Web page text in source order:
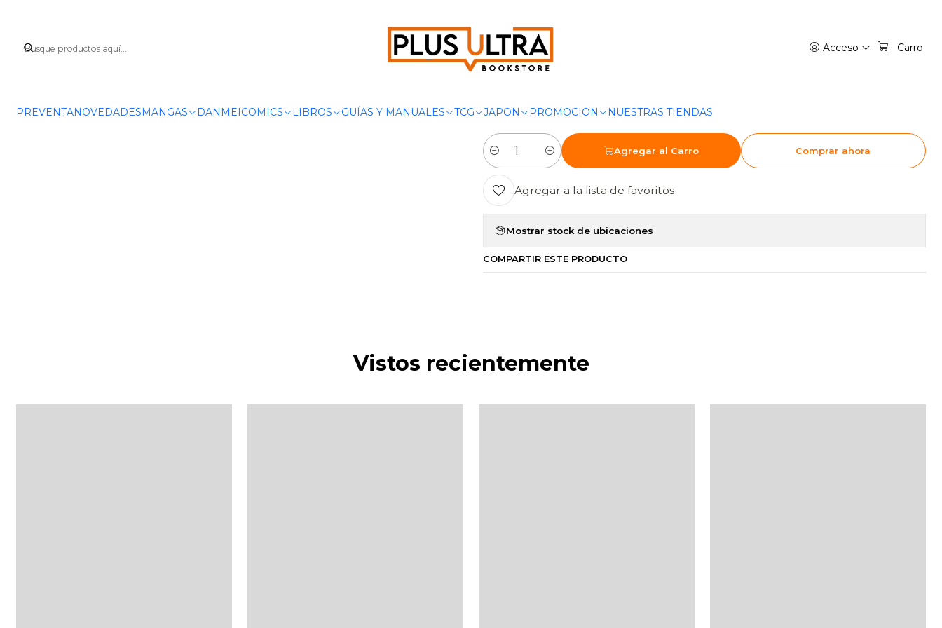
Acceso Carro
PREVENTANOVEDADESMANGAS DANMEICOMICS LIBROS GUÍAS Y MANUALES TCG JAPON PROMOCION NUESTRAS TIENDAS
|
CAZADORES DE SOMBRAS. LOS
BOOKET
Cantidad
Agregar al Carro Comprar ahora
Agregar a la lista de favoritos
Mostrar stock de ubicaciones
COMPARTIR ESTE PRODUCTO
Vistos recientemente